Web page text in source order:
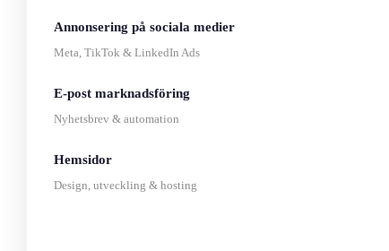
Annonsering på sociala medier
Meta, TikTok & LinkedIn Ads
E-post marknadsföring
Nyhetsbrev & automation
Hemsidor
Design, utveckling & hosting